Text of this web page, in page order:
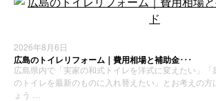
2026年8月6日
広島のトイレリフォーム｜費用相場と補助金･･･
広島県内で「実家の和式トイレを洋式に変えたい」
のトイレを最新のものに入れ替えたい」とお考えの方
ょう …